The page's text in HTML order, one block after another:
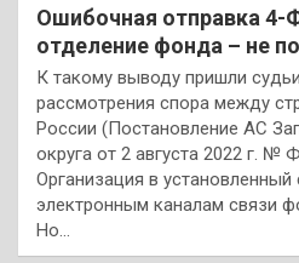
Ошибочная отправка 4-
отделение фонда – не
К такому выводу пришли
рассмотрения спора между
России (Постановление АС
округа от 2 августа 2022 г. №
Организация в установленный
электронным каналам связи
Но…